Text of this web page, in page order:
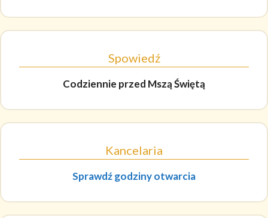
Spowiedź
Codziennie przed Mszą Świętą
Kancelaria
Sprawdź godziny otwarcia